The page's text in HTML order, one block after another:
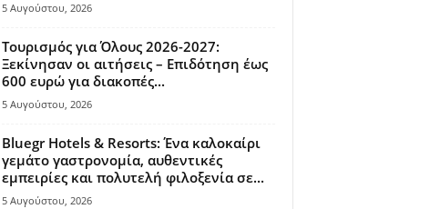
5 Αυγούστου, 2026
Τουρισμός για Όλους 2026-2027:
Ξεκίνησαν οι αιτήσεις – Επιδότηση έως
600 ευρώ για διακοπές...
5 Αυγούστου, 2026
Bluegr Hotels & Resorts: Ένα καλοκαίρι
γεμάτο γαστρονομία, αυθεντικές
εμπειρίες και πολυτελή φιλοξενία σε...
5 Αυγούστου, 2026